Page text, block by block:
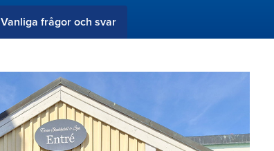
Vanliga frågor och svar